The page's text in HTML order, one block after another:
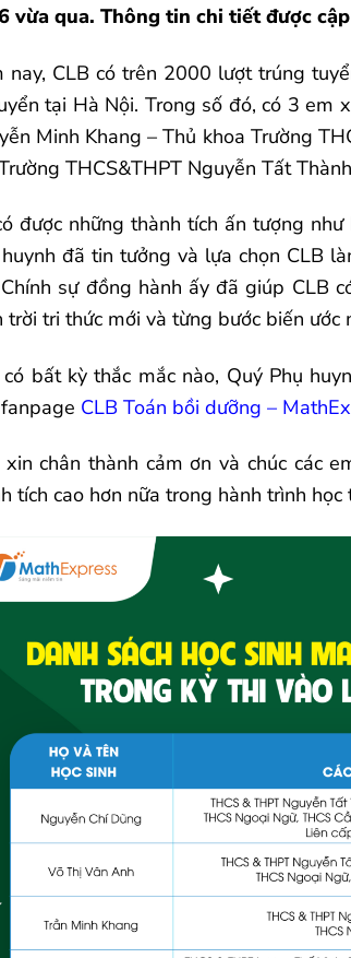
vừa qua. Thông tin chi tiết được
nay, CLB có trên 2000 lượt trúng
tại Hà Nội. Trong số đó, có 3 em
Minh Khang – Thủ khoa Trường
THCS&THPT Nguyễn Tất
được những thành tích ấn tượng
đã tin tưởng và lựa chọn CLB
sự đồng hành ấy đã giúp CLB
trời tri thức mới và từng bước biến ước
có bất kỳ thắc mắc nào, Quý Phụ
CLB Toán bồi dưỡng –
xin chân thành cảm ơn và chúc các
tích cao hơn nữa trong hành trình học